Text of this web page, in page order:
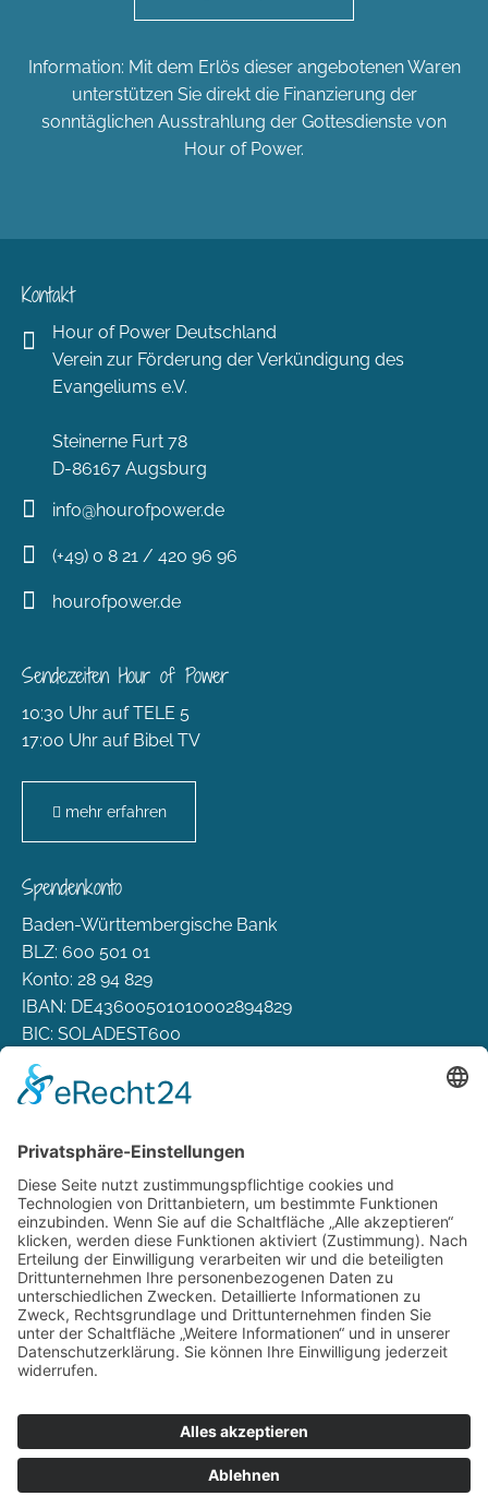
Information: Mit dem Erlös dieser angebotenen Waren
unterstützen Sie direkt die Finanzierung der
sonntäglichen Ausstrahlung der Gottesdienste von
Hour of Power.
Kontakt
Hour of Power Deutschland
Verein zur Förderung der Verkündigung des
Evangeliums e.V.
Steinerne Furt 78
D-86167 Augsburg
info@hourofpower.de
(+49) 0 8 21 / 420 96 96
hourofpower.de
Sendezeiten Hour of Power
10:30 Uhr auf TELE 5
17:00 Uhr auf Bibel TV
mehr erfahren
Spendenkonto
Baden-Württembergische Bank
BLZ: 600 501 01
Konto: 28 94 829
IBAN: DE43600501010002894829
BIC: SOLADEST600
Rechtliches
Versand & Lieferung
Widerrufsbelehrung
AGB
Datenschutz
Deutsch Österreich Schweiz